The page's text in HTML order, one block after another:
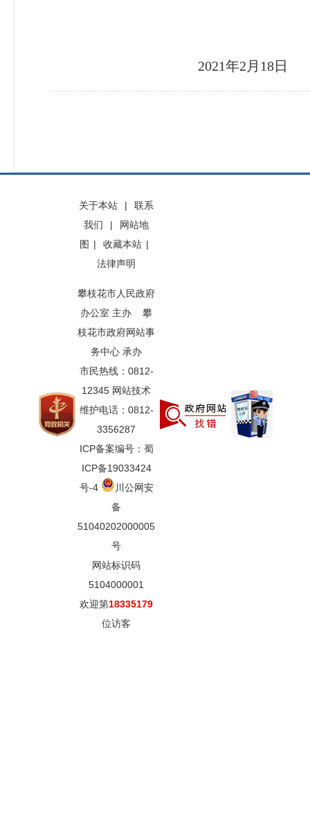
2021年2月18日
关于本站 |
联系
我们
|
网站地
图 | 收藏本站 |
法律声明
攀枝花市人民政府
办公室 主办 攀
枝花市政府网站事
务中心 承办
市民热线：0812-
12345 网站技术
维护电话：0812-
3356287
ICP备案编号：蜀
ICP备19033424
号-4
川公网安
备
51040202000005
号
网站标识码
5104000001
欢迎第18335179
位访客